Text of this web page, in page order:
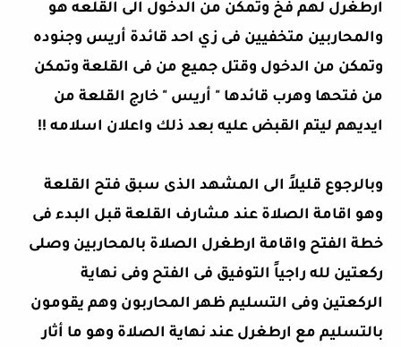
ارطغرل لهم فخ وتمكن من الدخول الى القلعه هو
والمحاربين متخفيين فى زي احد قائدة أريس وجنوده
وتمكن من الدخول وقتل جميع من فى القلعة وتمكن
من فتحها وهرب قائدها " أريس " خارج القلعة من
ايديهم ليتم القبض عليه بعد ذلك واعلان اسلامه !!
وبالرجوع قليلاً الى المشهد الذى سبق فتح القلعة
وهو اقامة الصلاة عند مشارف القلعة قبل البدء فى
خطة الفتح واقامة ارطغرل الصلاة بالمحاربين وصلى
ركعتين لله راجياً التوفيق فى الفتح وفى نهاية
الركعتين وفى التسليم ظهر المحاربون وهم يقومون
بالتسليم مع ارطغرل عند نهاية الصلاة وهو ما أثار